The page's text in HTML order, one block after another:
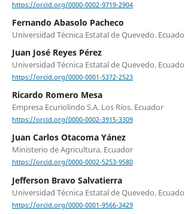
https://orcid.org/0000-0002-9719-2904
Fernando Abasolo Pacheco
Universidad Técnica Estatal de Quevedo.
Juan José Reyes Pérez
Universidad Técnica Estatal de Quevedo.
https://orcid.org/0000-0001-5372-2523
Ricardo Romero Mesa
Empresa Ecuriolindo S.A. Los Ríos. Ecuador
https://orcid.org/0000-0002-3915-3309
Juan Carlos Otacoma Yánez
Ministerio de Agricultura. Ecuador
https://orcid.org/0000-0002-5253-9580
Jefferson Bravo Salvatierra
Universidad Técnica Estatal de Quevedo.
https://orcid.org/0000-0001-9566-3429